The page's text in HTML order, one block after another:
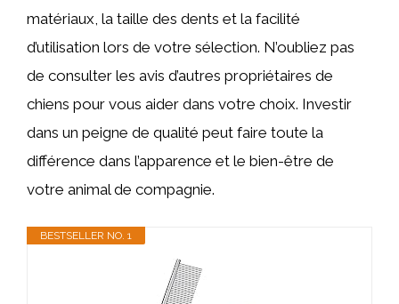
matériaux, la taille des dents et la facilité
d’utilisation lors de votre sélection. N’oubliez pas
de consulter les avis d’autres propriétaires de
chiens pour vous aider dans votre choix. Investir
dans un peigne de qualité peut faire toute la
différence dans l’apparence et le bien-être de
votre animal de compagnie.
BESTSELLER NO. 1